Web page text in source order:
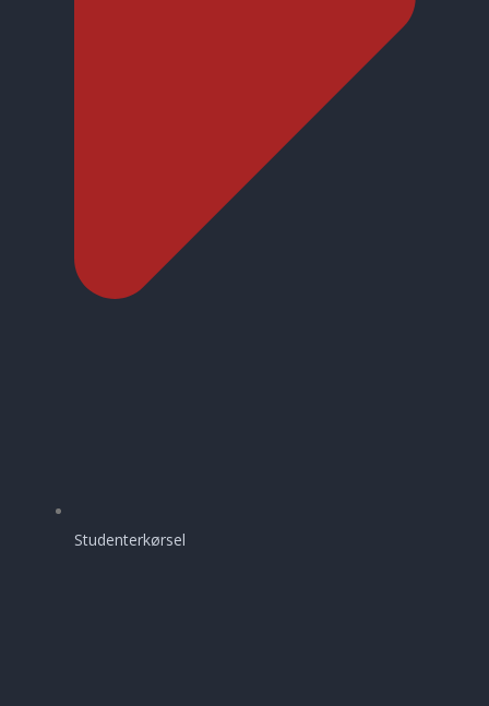
Studenterkørsel